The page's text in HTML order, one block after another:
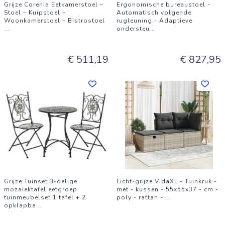
Grijze Corenia Eetkamerstoel –
Stoel – Kuipstoel –
Woonkamerstoel – Bistrostoel
...
€ 511,19
Ergonomische bureaustoel -
Automatisch volgende
rugleuning - Adaptieve
ondersteu...
€ 827,95
Grijze Tuinset 3-delige
mozaïektafel eetgroep
tuinmeubelset 1 tafel + 2
opklapba...
Licht-grijze VidaXL - Tuinkruk -
met - kussen - 55x55x37 - cm -
poly - rattan - ...